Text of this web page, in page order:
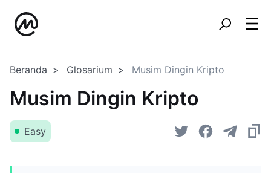
Beranda Glosarium Musim Dingin Kripto
Musim Dingin Kripto
Easy